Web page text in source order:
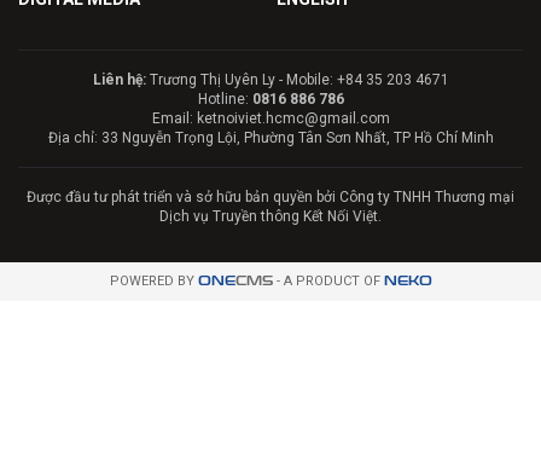
Liên hệ:Trương Thị Uyên Ly - Mobile: +84 35 203 4671
Hotline: 0816 886 786
Email: ketnoiviet.hcmc@gmail.com
Địa chỉ: 33 Nguyễn Trọng Lội, Phường Tân Sơn Nhất, TP Hồ Chí Minh
Được đầu tư phát triển và sở hữu bản quyền bởi Công ty TNHH Thương mại
Dịch vụ Truyền thông Kết Nối Việt.
POWERED BY ONECMS- A PRODUCT OF NEKO